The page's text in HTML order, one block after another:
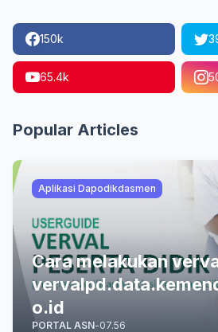
150k
65.4k
Popular Articles
Aplikasi Dapodikdasmen
Cara melakukan
o.id
PORTAL ASN-07.56